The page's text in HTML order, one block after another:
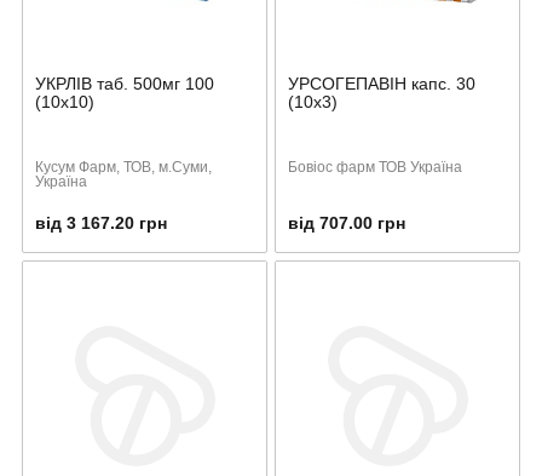
УКРЛІВ таб. 500мг 100
(10х10)
Кусум Фарм, ТОВ, м.Суми,
Україна
від 3 167.20 грн
УРСОГЕПАВІН капс. 30
(10х3)
Бовіос фарм ТОВ Україна
від 707.00 грн